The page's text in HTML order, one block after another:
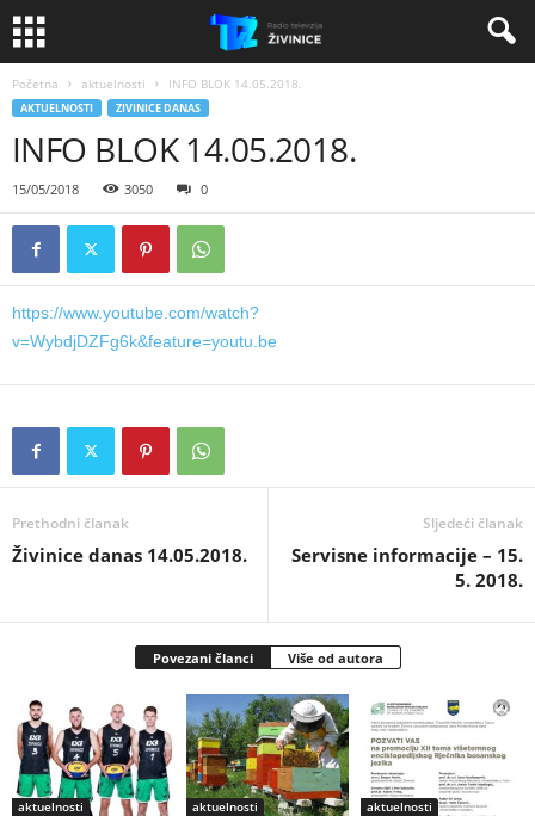
Početna aktuelnosti INFO BLOK 14.05.2018.
AKTUELNOSTI ZIVINICE DANAS
INFO BLOK 14.05.2018.
15/05/2018 3050 0
https://www.youtube.com/watch?
v=WybdjDZFg6k&feature=youtu.be
Prethodni članak
Živinice danas 14.05.2018.
Sljedeći članak
Servisne informacije – 15.
5. 2018.
Povezani članci Više od autora
aktuelnosti aktuelnosti aktuelnosti